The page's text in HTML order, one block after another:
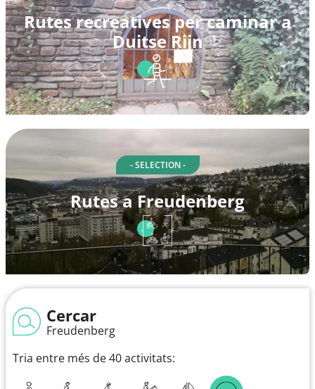
Rutes recreatives per caminar a
Duitse Rijn
- SELECTION -
Rutes a Freudenberg
Cercar
Freudenberg
Tria entre més de 40 activitats: